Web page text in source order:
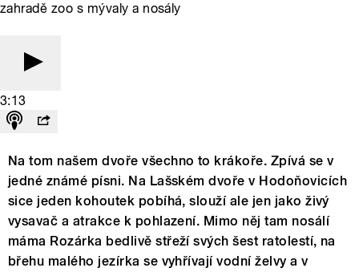
zahradě zoo s mývaly a nosály
3:13
Na tom našem dvoře všechno to krákoře. Zpívá se v
jedné známé písni. Na Lašském dvoře v Hodoňovicích
sice jeden kohoutek pobíhá, slouží ale jen jako živý
vysavač a atrakce k pohlazení. Mimo něj tam nosálí
máma Rozárka bedlivě střeží svých šest ratolestí, na
břehu malého jezírka se vyhřívají vodní želvy a v